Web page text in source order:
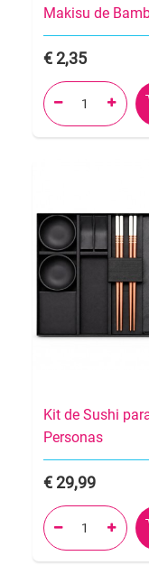
Makisu de
2,35
 
Kit de Sushi
Personas
29,99
 